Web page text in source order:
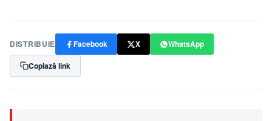
DISTRIBUIE Facebook X
WhatsApp
Copiază link